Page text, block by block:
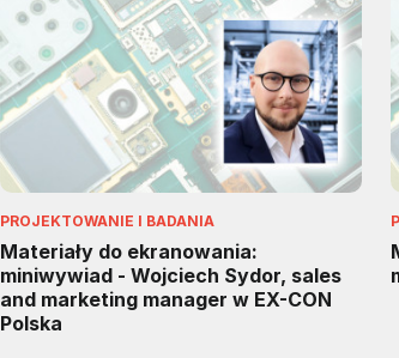
PROJEKTOWANIE I BADANIA
Materiały do ekranowania:
miniwywiad - Wojciech Sydor, sales
and marketing manager w EX-CON
Polska